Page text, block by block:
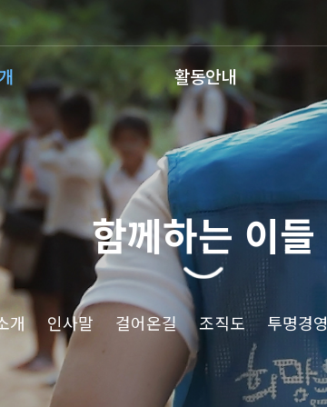
활동안내
함께하는 이들
개 인사말 걸어온길 조직도 투명경영